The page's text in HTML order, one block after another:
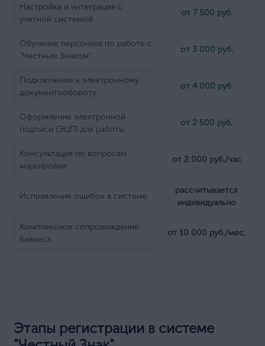
Настройка и интеграция с
учетной системой
от 7 500 руб.
Обучение персонала по работе с
"Честным Знаком"
от 3 000 руб.
Подключение к электронному
документообороту
от 4 000 руб.
Оформление электронной
подписи (ЭЦП) для работы
от 2 500 руб.
Консультация по вопросам
маркировки
от 2 000 руб./час
Исправление ошибок в системе
рассчитывается
индивидуально
Комплексное сопровождение
бизнеса
от 10 000 руб./мес.
Этапы регистрации в системе